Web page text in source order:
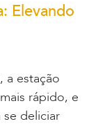
Elevando
a estação
rápido, e
deliciar